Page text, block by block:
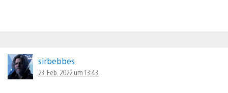
sirbebbes
23. Feb. 2022 um 13:43